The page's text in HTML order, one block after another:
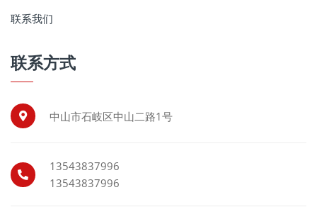
联系我们
联系方式
中山市石岐区中山二路1号
13543837996
13543837996